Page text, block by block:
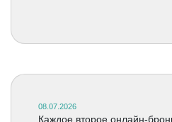
08.07.2026
Каждое второе онлайн-